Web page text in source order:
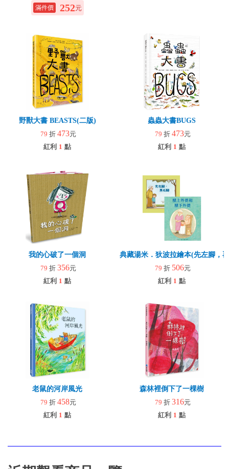
252元
野獸大書 BEASTS(二版)
79 折 473元
紅利 1 點
蟲蟲大書BUGS
79 折 473元
紅利 1 點
我的心破了一個洞
79 折 356元
紅利 1 點
典藏湯米．狄波拉繪本(先左腳，
79 折 506元
紅利 1 點
老鼠的河岸風光
79 折 458元
紅利 1 點
森林裡倒下了一棵樹
79 折 316元
紅利 1 點